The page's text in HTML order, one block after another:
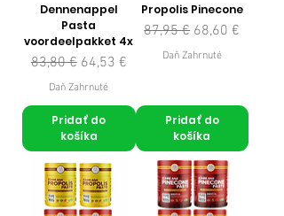
Dennenappel
Pasta
voordeelpakket 4x
Normálna cena
83,80 € Zľavnená cena
64,53 €
Daň Zahrnuté
Pridať do
košíka
Propolis Pinecone
Normálna cena
87,95 € Zľavnená cena
68,60 €
Daň Zahrnuté
Pridať do
košíka